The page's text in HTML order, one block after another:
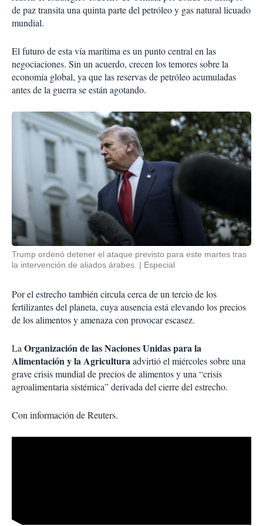
de paz transita una quinta parte del petróleo y gas natural licuado
mundial.
El futuro de esta vía marítima es un punto central en las
negociaciones. Sin un acuerdo, crecen los temores sobre la
economía global, ya que las reservas de petróleo acumuladas
antes de la guerra se están agotando.
Trump ordenó detener el ataque previsto para este martes tras
la intervención de aliados árabes.
Especial
Por el estrecho también circula cerca de un tercio de los
fertilizantes del planeta, cuya ausencia está elevando los precios
de los alimentos y amenaza con provocar escasez.
LaOrganización de las Naciones Unidas para la
Alimentación y la Agriculturaadvirtió el miércoles sobre una
grave crisis mundial de precios de alimentos y una “crisis
agroalimentaria sistémica” derivada del cierre del estrecho.
Con información de Reuters.